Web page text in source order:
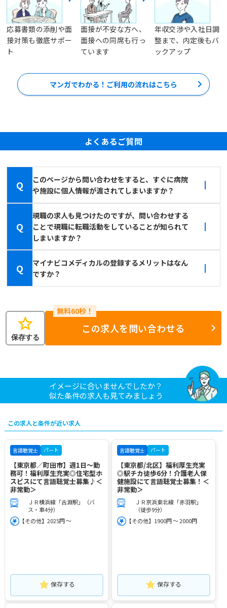
応募書類の添削や面
接対策も徹底サポー
ト
面接が不安な方へ、
面接への同席も行っ
ています
年収交渉や入社日調
整まで、内定後もバ
ックアップ
マンガでわかる！ご利用の流れはこちら
よくあるご質問
Q
このページから問い合わせをすると、すぐに病院
や施設に個人情報が渡されてしまいますか？
Q
現職の求人も見つけたのですが、問い合わせする
ことで現職に転職活動をしていることが知られて
しまいますか？
Q
マイナビコメディカルの登録するメリットはなん
ですか？
star
保存する
この求人を問い合わせる
イメージに合いませんでしたか？
似た条件の求人も見てみましょう
この求人と条件が近い求人
言語聴覚士 パート
【東京都／町田市】週1日～勤
務可！福利厚生充実◎住宅型ホ
スピスにて言語聴覚士募集♪＜
非常勤＞
ＪＲ横浜線「古淵駅」（バ
ス・車4分）
【その他】2025円 ～
保存する
言語聴覚士 パート
【東京都/北区】福利厚生充実
◎駅チカ徒歩6分！介護老人保
健施設にて言語聴覚士募集！＜
非常勤＞
ＪＲ京浜東北線「赤羽駅」
（徒歩9分）
【その他】1900円 ～ 2000円
保存する